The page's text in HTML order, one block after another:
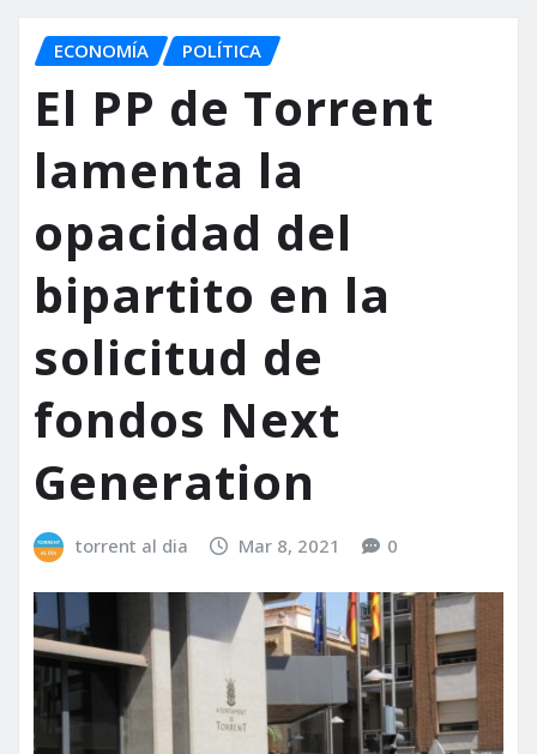
ECONOMÍA POLÍTICA
El PP de Torrent
lamenta la
opacidad del
bipartito en la
solicitud de
fondos Next
Generation
torrent al dia Mar 8, 2021 0